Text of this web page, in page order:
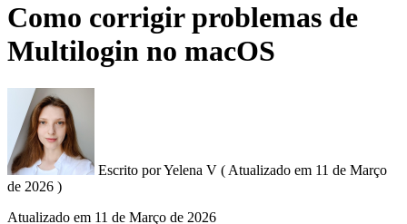
Como corrigir problemas de
Multilogin no macOS
Escrito porYelena V ( Atualizado em 11 de Março
de 2026 )
Atualizado em 11 de Março de 2026